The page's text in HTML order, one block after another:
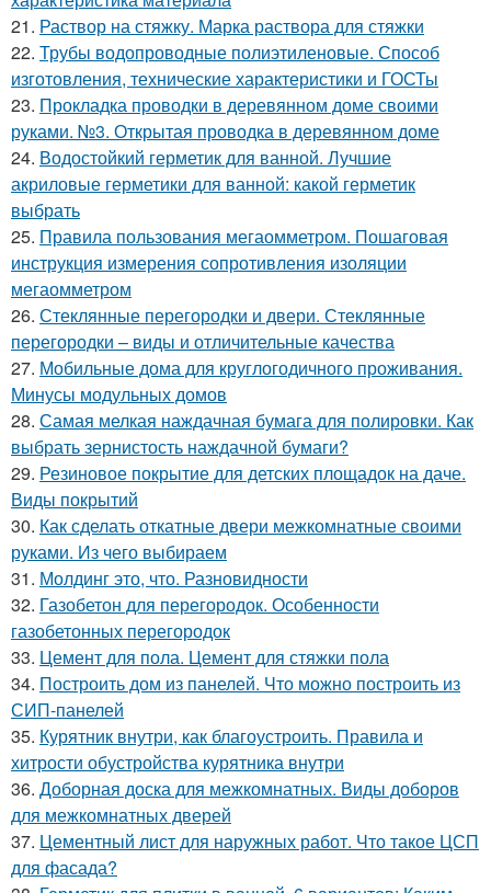
21. Раствор на стяжку. Марка раствора для стяжки
22. Трубы водопроводные полиэтиленовые. Способ
изготовления, технические характеристики и ГОСТы
23. Прокладка проводки в деревянном доме своими
руками. №3. Открытая проводка в деревянном доме
24. Водостойкий герметик для ванной. Лучшие
акриловые герметики для ванной: какой герметик
выбрать
25. Правила пользования мегаомметром. Пошаговая
инструкция измерения сопротивления изоляции
мегаомметром
26. Стеклянные перегородки и двери. Стеклянные
перегородки – виды и отличительные качества
27. Мобильные дома для круглогодичного проживания.
Минусы модульных домов
28. Самая мелкая наждачная бумага для полировки. Как
выбрать зернистость наждачной бумаги?
29. Резиновое покрытие для детских площадок на даче.
Виды покрытий
30. Как сделать откатные двери межкомнатные своими
руками. Из чего выбираем
31. Молдинг это, что. Разновидности
32. Газобетон для перегородок. Особенности
газобетонных перегородок
33. Цемент для пола. Цемент для стяжки пола
34. Построить дом из панелей. Что можно построить из
СИП-панелей
35. Курятник внутри, как благоустроить. Правила и
хитрости обустройства курятника внутри
36. Доборная доска для межкомнатных. Виды доборов
для межкомнатных дверей
37. Цементный лист для наружных работ. Что такое ЦСП
для фасада?